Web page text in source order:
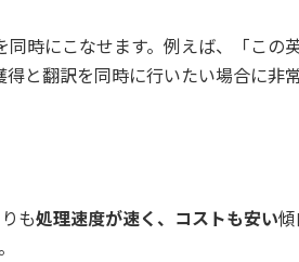
同時にこなせます。例えば、「この
と翻訳を同時に行いたい場合に非
も処理速度が速く、コストも安い